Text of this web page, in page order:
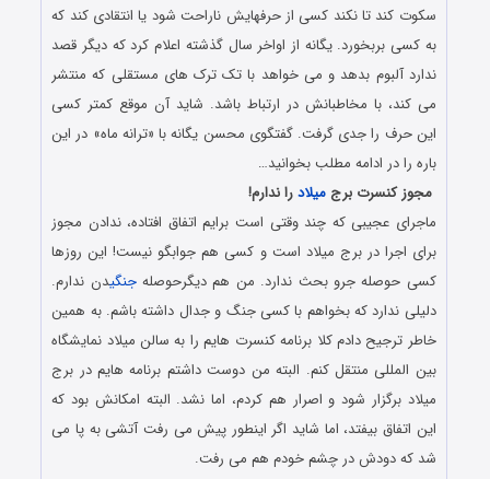
سکوت کند تا نکند کسی از حرفهایش ناراحت شود یا انتقادی کند که
به کسی بربخورد. یگانه از اواخر سال گذشته اعلام کرد که دیگر قصد
ندارد آلبوم بدهد و می خواهد با تک ترک های مستقلی که منتشر
می کند، با مخاطبانش در ارتباط باشد. شاید آن موقع کمتر کسی
این حرف را جدی گرفت. گفتگوی محسن یگانه با «ترانه ماه» در این
باره را در ادامه مطلب بخوانید…
مجوز کنسرت برجمیلادرا ندارم!
ماجرای عجیبی که چند وقتی است برایم اتفاق افتاده، ندادن مجوز
برای اجرا در برج میلاد است و کسی هم جوابگو نیست! این روزها
کسی حوصله جرو بحث ندارد. من هم دیگرحوصلهجنگیدن ندارم.
دلیلی ندارد که بخواهم با کسی جنگ و جدال داشته باشم. به همین
خاطر ترجیح دادم کلا برنامه کنسرت هایم را به سالن میلاد نمایشگاه
بین المللی منتقل کنم. البته من دوست داشتم برنامه هایم در برج
میلاد برگزار شود و اصرار هم کردم، اما نشد. البته امکانش بود که
این اتفاق بیفتد، اما شاید اگر اینطور پیش می رفت آتشی به پا می
شد که دودش در چشم خودم هم می رفت.